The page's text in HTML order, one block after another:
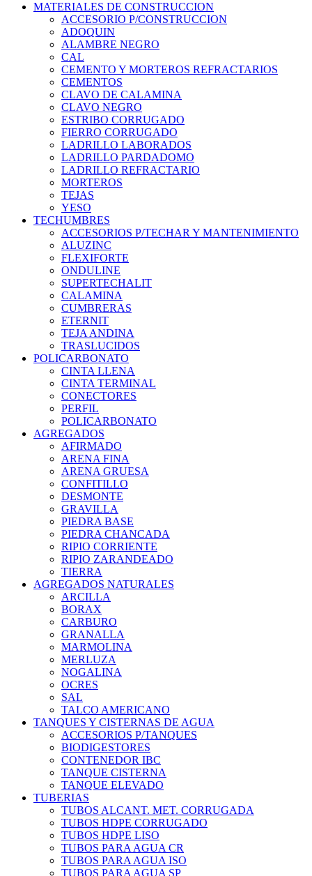
MATERIALES DE CONSTRUCCION
ACCESORIO P/CONSTRUCCION
ADOQUIN
ALAMBRE NEGRO
CAL
CEMENTO Y MORTEROS REFRACTARIOS
CEMENTOS
CLAVO DE CALAMINA
CLAVO NEGRO
ESTRIBO CORRUGADO
FIERRO CORRUGADO
LADRILLO LABORADOS
LADRILLO PARDADOMO
LADRILLO REFRACTARIO
MORTEROS
TEJAS
YESO
TECHUMBRES
ACCESORIOS P/TECHAR Y MANTENIMIENTO
ALUZINC
FLEXIFORTE
ONDULINE
SUPERTECHALIT
CALAMINA
CUMBRERAS
ETERNIT
TEJA ANDINA
TRASLUCIDOS
POLICARBONATO
CINTA LLENA
CINTA TERMINAL
CONECTORES
PERFIL
POLICARBONATO
AGREGADOS
AFIRMADO
ARENA FINA
ARENA GRUESA
CONFITILLO
DESMONTE
GRAVILLA
PIEDRA BASE
PIEDRA CHANCADA
RIPIO CORRIENTE
RIPIO ZARANDEADO
TIERRA
AGREGADOS NATURALES
ARCILLA
BORAX
CARBURO
GRANALLA
MARMOLINA
MERLUZA
NOGALINA
OCRES
SAL
TALCO AMERICANO
TANQUES Y CISTERNAS DE AGUA
ACCESORIOS P/TANQUES
BIODIGESTORES
CONTENEDOR IBC
TANQUE CISTERNA
TANQUE ELEVADO
TUBERIAS
TUBOS ALCANT. MET. CORRUGADA
TUBOS HDPE CORRUGADO
TUBOS HDPE LISO
TUBOS PARA AGUA CR
TUBOS PARA AGUA ISO
TUBOS PARA AGUA SP